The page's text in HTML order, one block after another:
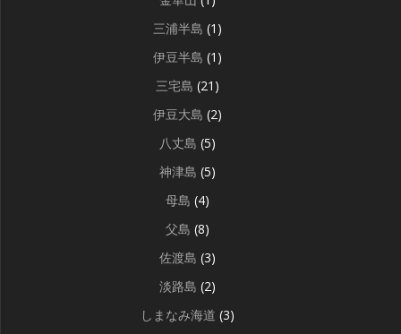
三浦半島 (1)
伊豆半島 (1)
三宅島 (21)
伊豆大島 (2)
八丈島 (5)
神津島 (5)
母島 (4)
父島 (8)
佐渡島 (3)
淡路島 (2)
しまなみ海道 (3)